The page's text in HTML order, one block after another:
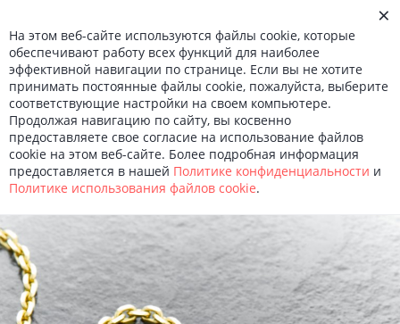
×
На этом веб-сайте используются файлы cookie, которые
обеспечивают работу всех функций для наиболее
эффективной навигации по странице. Если вы не хотите
принимать постоянные файлы cookie, пожалуйста, выберите
соответствующие настройки на своем компьютере.
Продолжая навигацию по сайту, вы косвенно
предоставляете свое согласие на использование файлов
cookie на этом веб-сайте. Более подробная информация
предоставляется в нашей Политике конфиденциальности и
Политике использования файлов сookie.
МЕНЮ
НОВОСТИ
КОНТАКТЫ
Войти
Ru En
Вся коллекция
Ballet.Cocktail